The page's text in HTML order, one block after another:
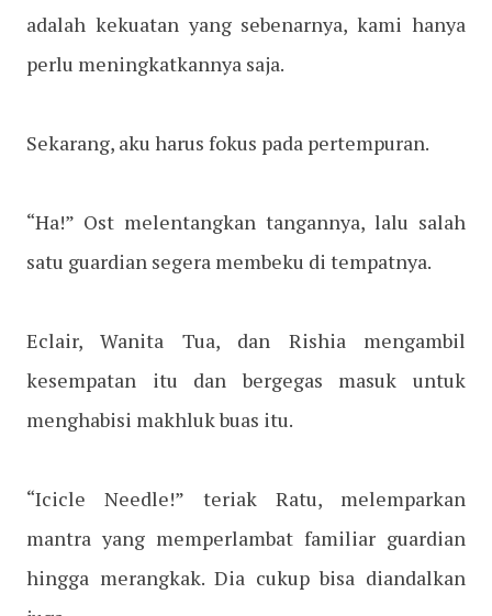
adalah kekuatan yang sebenarnya, kami hanya
perlu meningkatkannya saja.
Sekarang, aku harus fokus pada pertempuran.
“Ha!” Ost melentangkan tangannya, lalu salah
satu guardian segera membeku di tempatnya.
Eclair, Wanita Tua, dan Rishia mengambil
kesempatan itu dan bergegas masuk untuk
menghabisi makhluk buas itu.
“Icicle Needle!” teriak Ratu, melemparkan
mantra yang memperlambat familiar guardian
hingga merangkak. Dia cukup bisa diandalkan